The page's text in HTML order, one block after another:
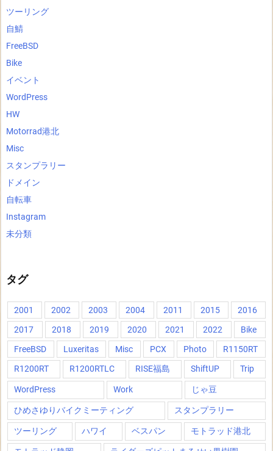
ツーリング
自鯖
FreeBSD
Bike
イベント
WordPress
HW
Motorrad港北
Misc
スタンプラリー
ドメイン
自転車
Instagram
未分類
タグ
2001 2002 2003 2004 2011 2015
2016
2017
2018 2019 2020 2021 2022
Bike
FreeBSD
Luxeritas Misc PCX Photo
R1150RT
R1200RT
R1200RTLC RISE福島 ShiftUP Trip
WordPress Work じゃ豆
ひめさゆりバイクミーティング スタンプラリー
ツーリング ハワイ ベスパン モトラッド港北